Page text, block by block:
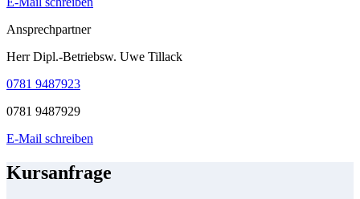
Ansprechpartner
Herr Dipl.-Betriebsw. Uwe Tillack
0781 9487923
0781 9487929
E-Mail schreiben
Kursanfrage